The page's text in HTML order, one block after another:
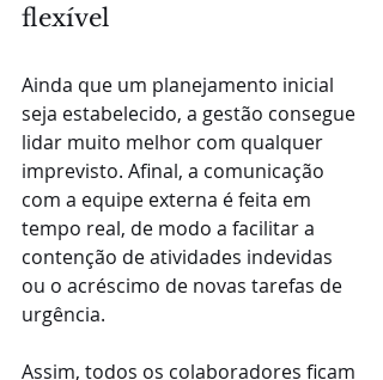
flexível
Ainda que um planejamento inicial
seja estabelecido, a gestão consegue
lidar muito melhor com qualquer
imprevisto. Afinal, a comunicação
com a equipe externa é feita em
tempo real, de modo a facilitar a
contenção de atividades indevidas
ou o acréscimo de novas tarefas de
urgência.
Assim, todos os colaboradores ficam